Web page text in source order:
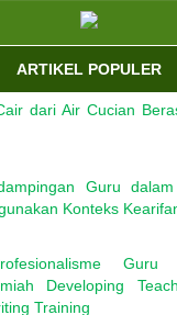
ARTIKEL POPULER
dari Air Cucian
Guru
Konteks
Guru
Developing
Training